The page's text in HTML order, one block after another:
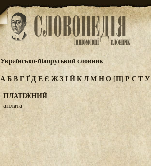
Українсько-білоруський словник
АБВГҐДЕЄ ЖЗІЙКЛМНО[П] РС ТУ
ПЛАТІЖНИЙ
аплата